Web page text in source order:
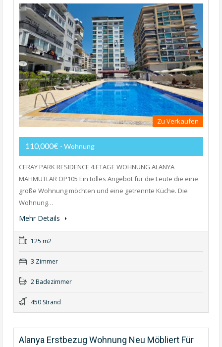
Zu Verkaufen
110,000€ - Wohnung
CERAY PARK RESIDENCE 4.ETAGE WOHNUNG ALANYA
MAHMUTLAR OP105 Ein tolles Angebot für die Leute die eine
große Wohnung möchten und eine getrennte Küche. Die
Wohnung…
Mehr Details
125 m2
3 Zimmer
2 Badezimmer
450 Strand
Alanya Erstbezug Wohnung Neu Möbliert Für